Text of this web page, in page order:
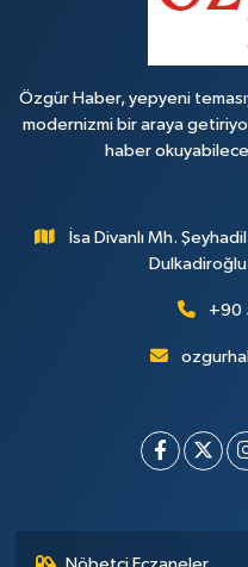
Özgür Haber, yepyeni
modernizmi bir araya
haber
İsa Divanlı Mh.
+90